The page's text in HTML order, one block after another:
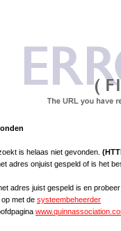
is helaas niet gevonden.
adres onjuist gespeld of is het
adres juist gespeld is en
met de systeembeheerder